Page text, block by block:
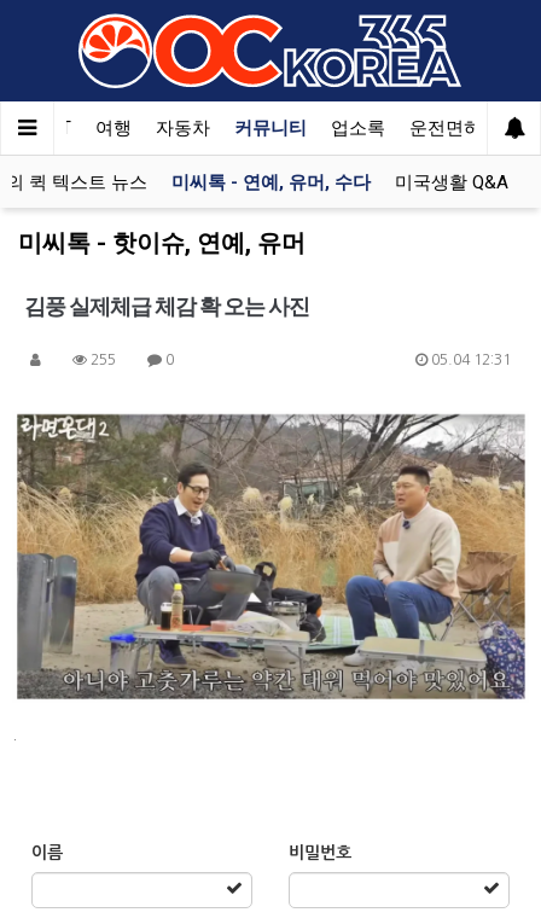
한국SAT 여행 자동차 커뮤니티 업소록 운전면허 문의
의 퀵 텍스트 뉴스 미씨톡 - 연예, 유머, 수다 미국생활 Q&A
미씨톡 - 핫이슈, 연예, 유머
김풍 실제체급 체감 확 오는 사진
255 0 05.04 12:31
이름 비밀번호